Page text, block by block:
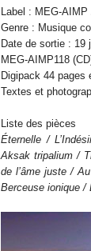
Label : MEG-
Genre : Musique
Date de sortie : 19
MEG-AIMP118
Digipack 44 pages
Textes et
Liste des pièces
Éternelle /
Aksak tripalium /
de l’âme juste /
Berceuse ionique /